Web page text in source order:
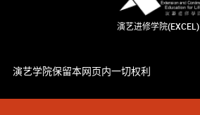
演艺进修学院(EXCEL)
演艺学院保留本网页内一切权利